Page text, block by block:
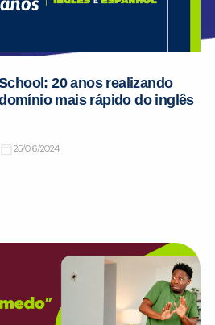
20 anos realizando
mais rápido do inglês
25/06/2024